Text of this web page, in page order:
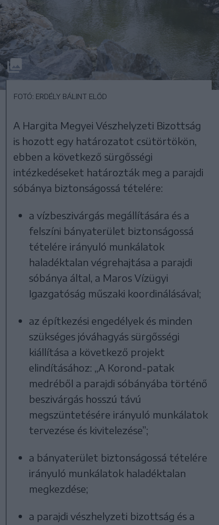
FOTÓ: ERDÉLY BÁLINT ELŐD
A Hargita Megyei Vészhelyzeti Bizottság
is hozott egy határozatot csütörtökön,
ebben a következő sürgősségi
intézkedéseket határozták meg a parajdi
sóbánya biztonságossá tételére:
a vízbeszivárgás megállítására és a
felszíni bányaterület biztonságossá
tételére irányuló munkálatok
haladéktalan végrehajtása a parajdi
sóbánya által, a Maros Vízügyi
Igazgatóság műszaki koordinálásával;
az építkezési engedélyek és minden
szükséges jóváhagyás sürgősségi
kiállítása a következő projekt
elindításához: „A Korond-patak
medréből a parajdi sóbányába történő
beszivárgás hosszú távú
megszüntetésére irányuló munkálatok
tervezése és kivitelezése”;
a bányaterület biztonságossá tételére
irányuló munkálatok haladéktalan
megkezdése;
a parajdi vészhelyzeti bizottság és a